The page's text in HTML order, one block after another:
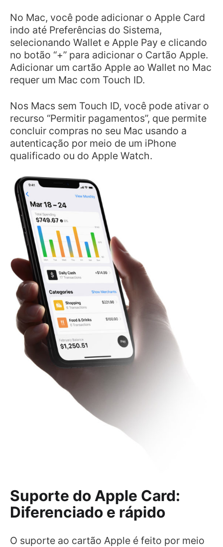
No Mac, você pode adicionar o Apple Card
indo até Preferências do Sistema,
selecionando Wallet e Apple Pay e clicando
no botão “+” para adicionar o Cartão Apple.
Adicionar um cartão Apple ao Wallet no Mac
requer um Mac com Touch ID.
Nos Macs sem Touch ID, você pode ativar o
recurso “Permitir pagamentos”, que permite
concluir compras no seu Mac usando a
autenticação por meio de um iPhone
qualificado ou do Apple Watch.
Suporte do Apple Card:
Diferenciado e rápido
O suporte ao cartão Apple é feito por meio